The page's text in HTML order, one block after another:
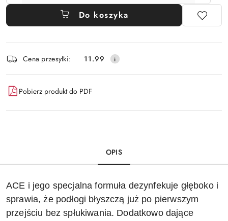
Do koszyka
i
dostawa
Cena przesyłki: 11.99
Pobierz produkt do PDF
OPIS
ACE i jego specjalna formuła dezynfekuje głęboko i
sprawia, że ​​podłogi błyszczą już po pierwszym
przejściu bez spłukiwania. Dodatkowo dające